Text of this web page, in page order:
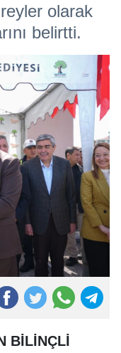
olarak
belirtti.
BİLİNÇLİ